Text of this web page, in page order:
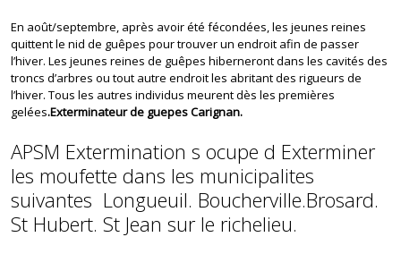
En août/septembre, après avoir été fécondées, les jeunes reines
quittent le nid de guêpes pour trouver un endroit afin de passer
l’hiver. Les jeunes reines de guêpes hiberneront dans les cavités des
troncs d’arbres ou tout autre endroit les abritant des rigueurs de
l’hiver. Tous les autres individus meurent dès les premières
gelées.Exterminateur de guepes Carignan.
APSM Extermination s ocupe d Exterminer
les moufette dans les municipalites
suivantes Longueuil. Boucherville.Brosard.
St Hubert. St Jean sur le richelieu.